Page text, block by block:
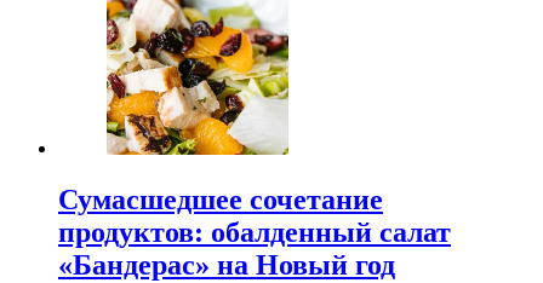
Сумасшедшее сочетание
продуктов: обалденный салат
«Бандерас» на Новый год